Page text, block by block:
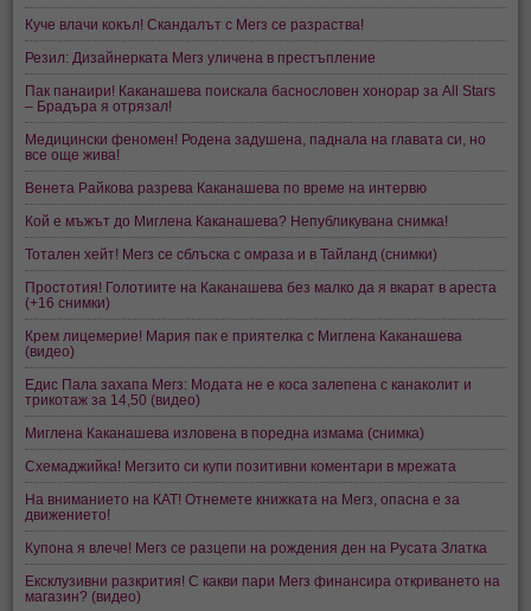
Куче влачи кокъл! Скандалът с Мегз се разраства!
Резил: Дизайнерката Мегз уличена в престъпление
Пак панаири! Каканашева поискала баснословен хонорар за All Stars
– Брадъра я отрязал!
Медицински феномен! Родена задушена, паднала на главата си, но
все още жива!
Венета Райкова разрева Каканашева по време на интервю
Кой е мъжът до Миглена Каканашева? Непубликувана снимка!
Тотален хейт! Мегз се сблъска с омраза и в Тайланд (снимки)
Простотия! Голотиите на Каканашева без малко да я вкарат в ареста
(+16 снимки)
Крем лицемерие! Мария пак е приятелка с Миглена Каканашева
(видео)
Едис Пала захапа Мегз: Модата не е коса залепена с канаколит и
трикотаж за 14,50 (видео)
Миглена Каканашева изловена в поредна измама (снимка)
Схемаджийка! Мегзито си купи позитивни коментари в мрежата
На вниманието на КАТ! Отнемете книжката на Мегз, опасна е за
движението!
Купона я влече! Мегз се разцепи на рождения ден на Русата Златка
Ексклузивни разкрития! С какви пари Мегз финансира откриването на
магазин? (видео)